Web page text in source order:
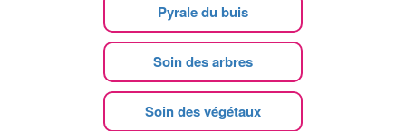
Pyrale du buis
Soin des arbres
Soin des végétaux